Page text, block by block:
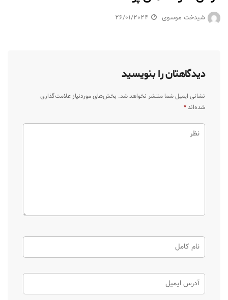
شیدخت موسوی 26/01/2024
دیدگاهتان را بنویسید
نشانی ایمیل شما منتشر نخواهد شد. بخش‌های موردنیاز علامت‌گذاری
شده‌اند*